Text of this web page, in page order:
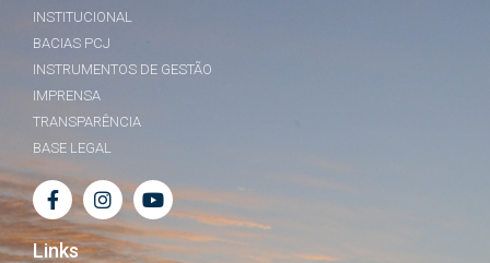
INSTITUCIONAL
BACIAS PCJ
INSTRUMENTOS DE GESTÃO
IMPRENSA
TRANSPARÊNCIA
BASE LEGAL
Links